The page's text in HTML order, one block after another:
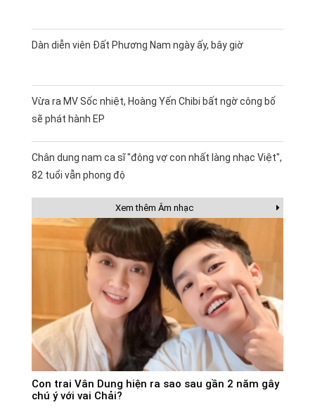
Dàn diễn viên Đất Phương Nam ngày ấy, bây giờ
Vừa ra MV Sốc nhiệt, Hoàng Yến Chibi bất ngờ công bố
sẽ phát hành EP
Chân dung nam ca sĩ "đông vợ con nhất làng nhạc Việt",
82 tuổi vẫn phong độ
Xem thêm Âm nhạc
Con trai Vân Dung hiện ra sao sau gần 2 năm gây
chú ý với vai Chải?